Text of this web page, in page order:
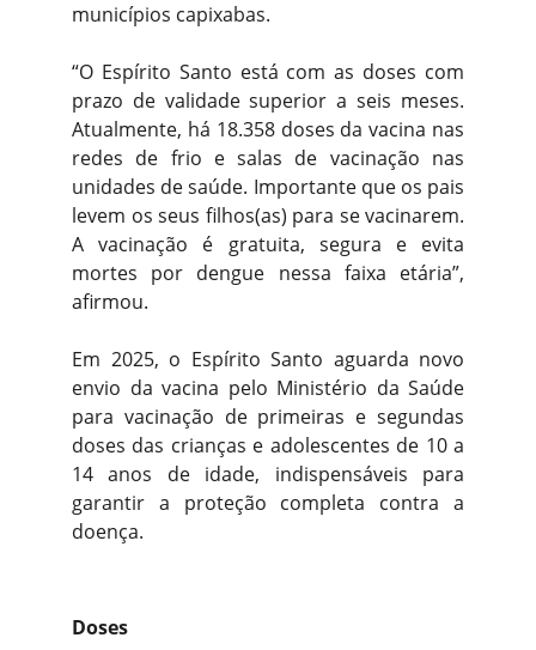
municípios capixabas.
“O Espírito Santo está com as doses com
prazo de validade superior a seis meses.
Atualmente, há 18.358 doses da vacina nas
redes de frio e salas de vacinação nas
unidades de saúde. Importante que os pais
levem os seus filhos(as) para se vacinarem.
A vacinação é gratuita, segura e evita
mortes por dengue nessa faixa etária”,
afirmou.
Em 2025, o Espírito Santo aguarda novo
envio da vacina pelo Ministério da Saúde
para vacinação de primeiras e segundas
doses das crianças e adolescentes de 10 a
14 anos de idade, indispensáveis para
garantir a proteção completa contra a
doença.
Doses